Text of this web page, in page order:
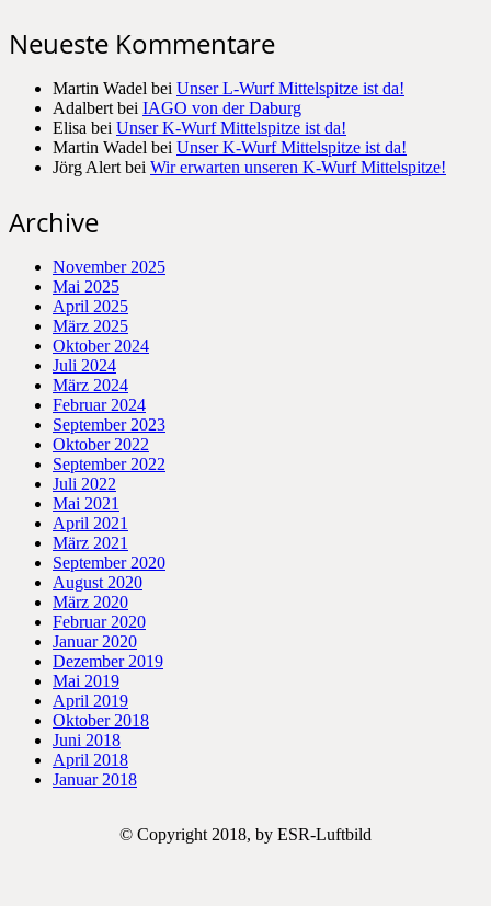
Neueste Kommentare
Martin Wadel bei Unser L-Wurf Mittelspitze ist da!
Adalbert bei IAGO von der Daburg
Elisa bei Unser K-Wurf Mittelspitze ist da!
Martin Wadel bei Unser K-Wurf Mittelspitze ist da!
Jörg Alert bei Wir erwarten unseren K-Wurf Mittelspitze!
Archive
November 2025
Mai 2025
April 2025
März 2025
Oktober 2024
Juli 2024
März 2024
Februar 2024
September 2023
Oktober 2022
September 2022
Juli 2022
Mai 2021
April 2021
März 2021
September 2020
August 2020
März 2020
Februar 2020
Januar 2020
Dezember 2019
Mai 2019
April 2019
Oktober 2018
Juni 2018
April 2018
Januar 2018
© Copyright 2018, by ESR-Luftbild